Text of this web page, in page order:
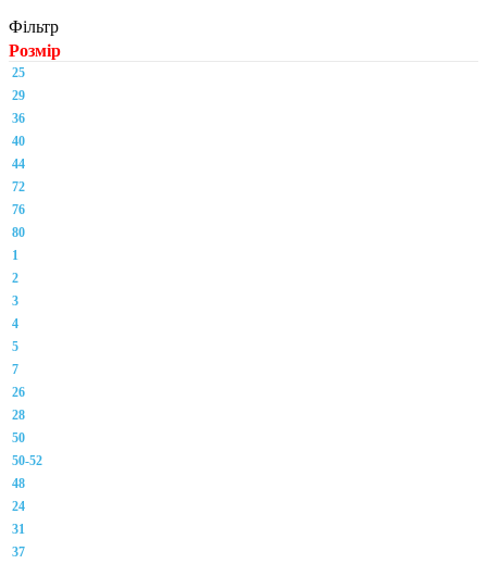
Фільтр
Розмір
25
29
36
40
44
72
76
80
1
2
3
4
5
7
26
28
50
50-52
48
24
31
37